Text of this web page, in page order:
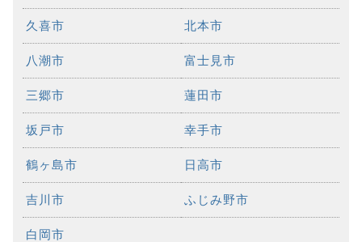
久喜市 北本市
八潮市 富士見市
三郷市 蓮田市
坂戸市 幸手市
鶴ヶ島市 日高市
吉川市 ふじみ野市
白岡市